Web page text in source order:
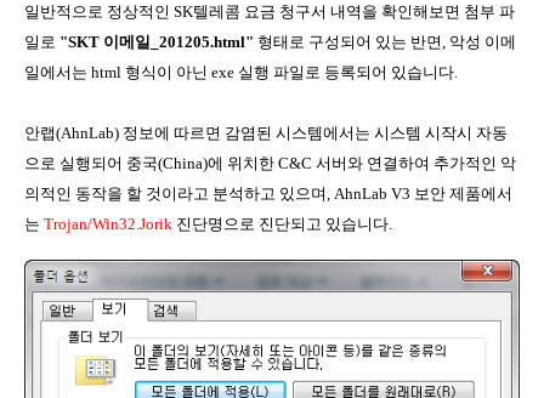
일반적으로 정상적인 SK텔레콤 요금 청구서 내역을 확인해보면 첨부 파
일로 "SKT 이메일_201205.html" 형태로 구성되어 있는 반면, 악성 이메
일에서는 html 형식이 아닌 exe 실행 파일로 등록되어 있습니다.
안랩(AhnLab) 정보에 따르면 감염된 시스템에서는 시스템 시작시 자동
으로 실행되어 중국(China)에 위치한 C&C 서버와 연결하여 추가적인 악
의적인 동작을 할 것이라고 분석하고 있으며, AhnLab V3 보안 제품에서
는 Trojan/Win32.Jorik 진단명으로 진단되고 있습니다.